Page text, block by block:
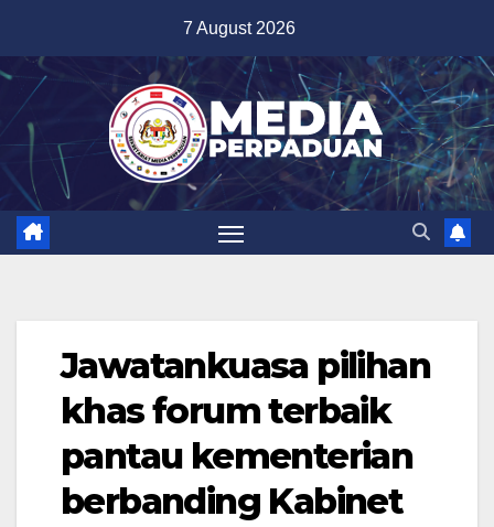
content
7 August 2026
Jawatankuasa pilihan
khas forum terbaik
pantau kementerian
berbanding Kabinet